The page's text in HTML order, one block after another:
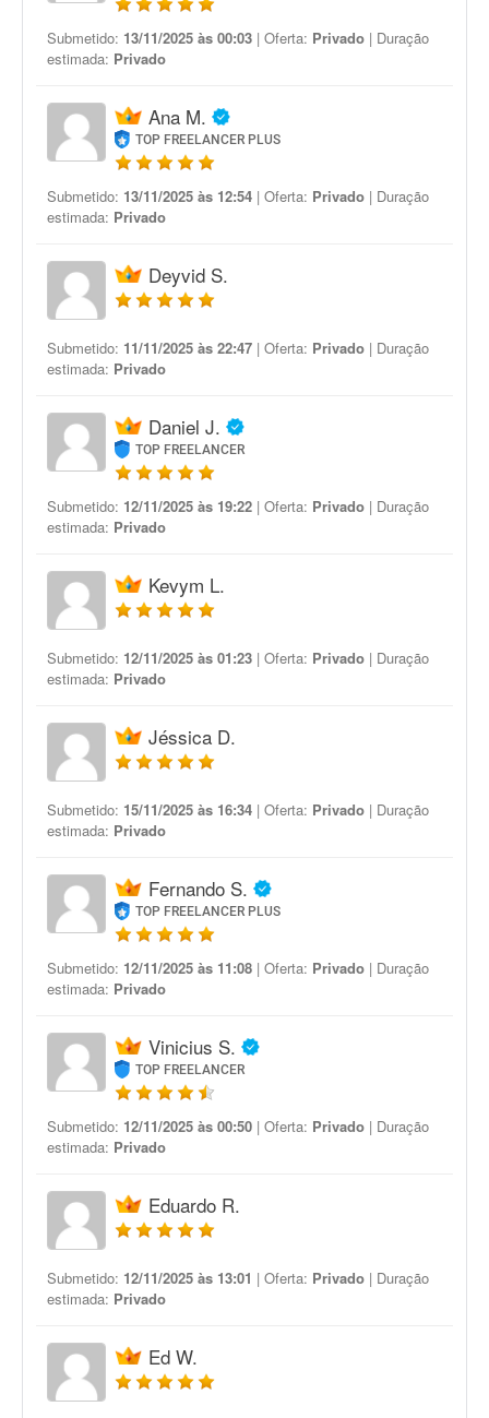
Submetido: 13/11/2025 às 00:03 | Oferta: Privado | Duração
estimada: Privado
Ana M.
TOP FREELANCER PLUS
Submetido: 13/11/2025 às 12:54 | Oferta: Privado | Duração
estimada: Privado
Deyvid S.
Submetido: 11/11/2025 às 22:47 | Oferta: Privado | Duração
estimada: Privado
Daniel J.
TOP FREELANCER
Submetido: 12/11/2025 às 19:22 | Oferta: Privado | Duração
estimada: Privado
Kevym L.
Submetido: 12/11/2025 às 01:23 | Oferta: Privado | Duração
estimada: Privado
Jéssica D.
Submetido: 15/11/2025 às 16:34 | Oferta: Privado | Duração
estimada: Privado
Fernando S.
TOP FREELANCER PLUS
Submetido: 12/11/2025 às 11:08 | Oferta: Privado | Duração
estimada: Privado
Vinicius S.
TOP FREELANCER
Submetido: 12/11/2025 às 00:50 | Oferta: Privado | Duração
estimada: Privado
Eduardo R.
Submetido: 12/11/2025 às 13:01 | Oferta: Privado | Duração
estimada: Privado
Ed W.